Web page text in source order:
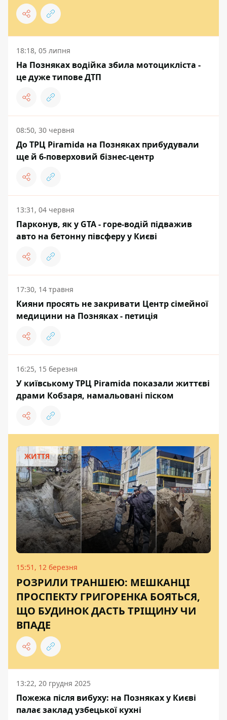
18:18, 05 липня
На Позняках водійка збила мотоцикліста -
це дуже типове ДТП
08:50, 30 червня
До ТРЦ Piramida на Позняках прибудували
ще й 6-поверховий бізнес-центр
13:31, 04 червня
Парконув, як у GTA - горе-водій підважив
авто на бетонну півсферу у Києві
17:30, 14 травня
Кияни просять не закривати Центр сімейної
медицини на Позняках - петиція
16:25, 15 березня
У київському ТРЦ Piramida показали життєві
драми Кобзаря, намальовані піском
ЖИТТЯ
15:51, 12 березня
РОЗРИЛИ ТРАНШЕЮ: МЕШКАНЦІ
ПРОСПЕКТУ ГРИГОРЕНКА БОЯТЬСЯ,
ЩО БУДИНОК ДАСТЬ ТРІЩИНУ ЧИ
ВПАДЕ
13:22, 20 грудня 2025
Пожежа після вибуху: на Позняках у Києві
палає заклад узбецької кухні